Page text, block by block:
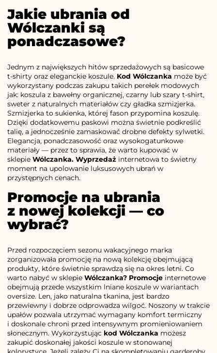
Jakie ubrania od
Wólczanki są
ponadczasowe?
Jednym z największych hitów sprzedażowych są basicowe
t-shirty oraz eleganckie koszule. Kod Wólczanka może być
wykorzystany podczas zakupu takich perełek modowych
jak: koszula z bawełny organicznej, czarny lub szary t-shirt,
sweter z naturalnych materiałów czy gładka szmizjerka.
Szmizjerka to sukienka, której fason przypomina koszulę.
Dzięki dodatkowemu paskowi można świetnie podkreślić
talię, a jednocześnie zamaskować drobne defekty sylwetki.
Elegancja, ponadczasowość oraz wysokogatunkowe
materiały — przez to sprawia, że warto kupować w
sklepie Wólczanka. Wyprzedaż internetowa to świetny
moment na upolowanie luksusowych ubrań w
przystępnych cenach.
Promocje na ubrania
z nowej kolekcji — co
wybrać?
Przed rozpoczęciem sezonu wakacyjnego marka
zorganizowała promocję na nową kolekcję obejmującą
produkty, które świetnie sprawdzą się na okres letni. Co
warto nabyć w sklepie Wólczanka? Promocje internetowe
obejmują przede wszystkim lniane koszule w wariantach
oversize. Len, jako naturalna tkanina, jest bardzo
przewiewny i dobrze odprowadza wilgoć. Noszony w trakcie
upałów pozwala utrzymać wymagany komfort termiczny
i doskonale chroni przed intensywnym promieniowaniem
słonecznym. Wykorzystując kod Wólczanka możesz
zakupić doskonałej jakości koszule w stonowanej